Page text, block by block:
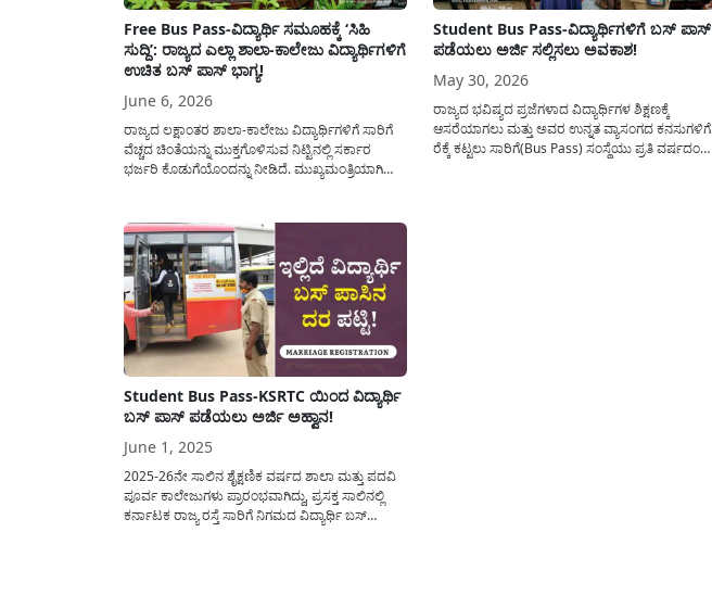
Free Bus Pass-ವಿದ್ಯಾರ್ಥಿ ಸಮೂಹಕ್ಕೆ ‘ಸಿಹಿ
ಸುದ್ದಿ’: ರಾಜ್ಯದ ಎಲ್ಲಾ ಶಾಲಾ-ಕಾಲೇಜು ವಿದ್ಯಾರ್ಥಿಗಳಿಗೆ
ಉಚಿತ ಬಸ್ ಪಾಸ್ ಭಾಗ್ಯ!
June 6, 2026
ರಾಜ್ಯದ ಲಕ್ಷಾಂತರ ಶಾಲಾ-ಕಾಲೇಜು ವಿದ್ಯಾರ್ಥಿಗಳಿಗೆ ಸಾರಿಗೆ
ವೆಚ್ಚದ ಚಿಂತೆಯನ್ನು ಮುಕ್ತಗೊಳಿಸುವ ನಿಟ್ಟಿನಲ್ಲಿ ಸರ್ಕಾರ
ಭರ್ಜರಿ ಕೊಡುಗೆಯೊಂದನ್ನು ನೀಡಿದೆ. ಮುಖ್ಯಮಂತ್ರಿಯಾಗಿ
ಅವರು ಘೋಷಿಸಿದ್ದ “ಎಲ್ಲಾ ವಿದ್ಯಾರ್ಥಿಗಳಿಗೆ ಉಚಿತ ಬಸ್
ಪಾಸ್” ಯೋಜನೆಗೆ ಈಗ ಅಧಿಕೃತ ಚಾಲನೆ ಸಿಕ್ಕಿದ್ದು, ಈ
ಕುರಿತು...
Student Bus Pass-ವಿದ್ಯಾರ್ಥಿಗಳಿಗೆ ಬಸ್ ಪಾಸ್
ಪಡೆಯಲು ಅರ್ಜಿ ಸಲ್ಲಿಸಲು ಅವಕಾಶ!
May 30, 2026
ರಾಜ್ಯದ ಭವಿಷ್ಯದ ಪ್ರಜೆಗಳಾದ ವಿದ್ಯಾರ್ಥಿಗಳ ಶಿಕ್ಷಣಕ್ಕೆ
ಆಸರೆಯಾಗಲು ಮತ್ತು ಅವರ ಉನ್ನತ ವ್ಯಾಸಂಗದ ಕನಸುಗಳಿಗೆ
ರೆಕ್ಕೆ ಕಟ್ಟಲು ಸಾರಿಗೆ(Bus Pass) ಸಂಸ್ಥೆಯು ಪ್ರತಿ ವರ್ಷದಂತೆ
Student Bus Pass-KSRTC ಯಿಂದ ವಿದ್ಯಾರ್ಥಿ
ಬಸ್ ಪಾಸ್ ಪಡೆಯಲು ಅರ್ಜಿ ಅಹ್ವಾನ!
June 1, 2025
2025-26ನೇ ಸಾಲಿನ ಶೈಕ್ಷಣಿಕ ವರ್ಷದ ಶಾಲಾ ಮತ್ತು ಪದವಿ
ಪೂರ್ವ ಕಾಲೇಜುಗಳು ಪ್ರಾರಂಭವಾಗಿದ್ದು, ಪ್ರಸಕ್ತ ಸಾಲಿನಲ್ಲಿ
ಕರ್ನಾಟಕ ರಾಜ್ಯ ರಸ್ತೆ ಸಾರಿಗೆ ನಿಗಮದ ವಿದ್ಯಾರ್ಥಿ ಬಸ್